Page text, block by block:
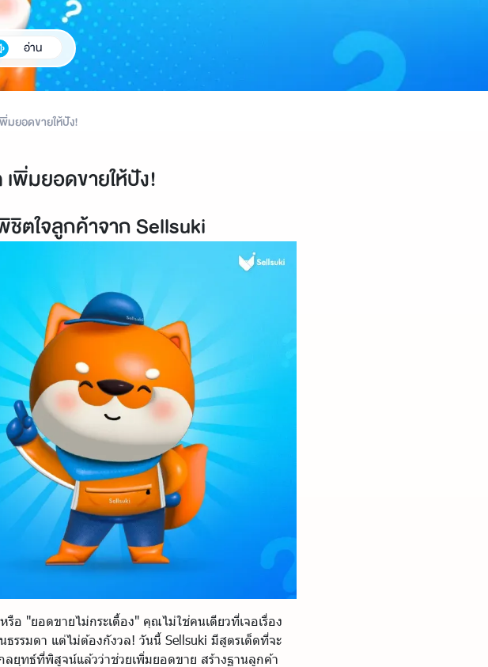
อ่าน
มยอดขายให้ปัง!
พิ่มยอดขายให้ปัง!
ชิตใจลูกค้าจาก Sellsuki
"ยอดขายไม่กระเตื้อง" คุณไม่ใช่คนเดียวที่เจอเรื่อง
ธรรมดา แต่ไม่ต้องกังวล! วันนี้ Sellsuki มีสูตรเด็ดที่จะ
ยุทธ์ที่พิสูจน์แล้วว่าช่วยเพิ่มยอดขาย สร้างฐานลูกค้า